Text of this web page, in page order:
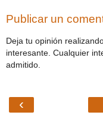
Publicar un
Deja tu opinión
interesante. Cualquier
admitido.
‹